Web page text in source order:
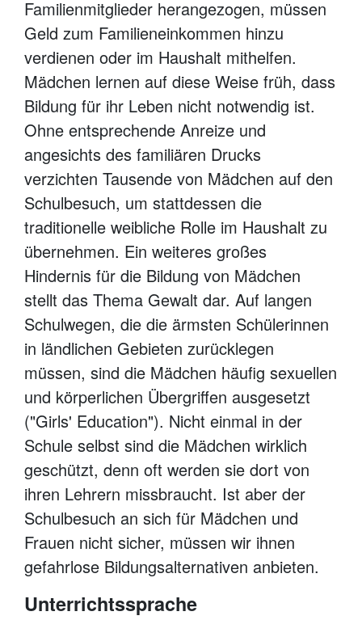
Familienmitglieder herangezogen, müssen
Geld zum Familieneinkommen hinzu
verdienen oder im Haushalt mithelfen.
Mädchen lernen auf diese Weise früh, dass
Bildung für ihr Leben nicht notwendig ist.
Ohne entsprechende Anreize und
angesichts des familiären Drucks
verzichten Tausende von Mädchen auf den
Schulbesuch, um stattdessen die
traditionelle weibliche Rolle im Haushalt zu
übernehmen. Ein weiteres großes
Hindernis für die Bildung von Mädchen
stellt das Thema Gewalt dar. Auf langen
Schulwegen, die die ärmsten Schülerinnen
in ländlichen Gebieten zurücklegen
müssen, sind die Mädchen häufig sexuellen
und körperlichen Übergriffen ausgesetzt
("Girls' Education"). Nicht einmal in der
Schule selbst sind die Mädchen wirklich
geschützt, denn oft werden sie dort von
ihren Lehrern missbraucht. Ist aber der
Schulbesuch an sich für Mädchen und
Frauen nicht sicher, müssen wir ihnen
gefahrlose Bildungsalternativen anbieten.
Unterrichtssprache